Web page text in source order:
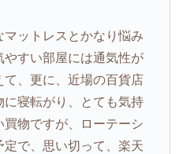
ットレスとかなり悩み
やすい部屋には通気性が
、更に、近場の百貨店
寝転がり、とても気持
物ですが、ローテーシ
定で、思い切って、楽天